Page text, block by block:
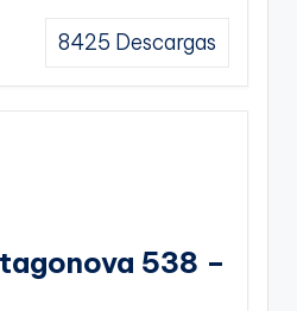
8425 Descargas
538 –